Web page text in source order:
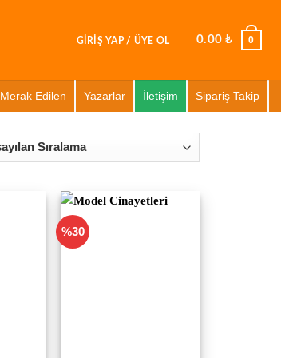
GIRIŞ YAP / ÜYE OL 0.00₺ 0
Merak Edilen Yazarlar İletişim Sipariş Takip
%30